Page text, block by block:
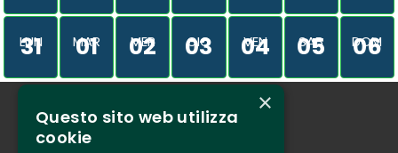
LUN
31 MAR
01 MER
02 GIO
03 VEN
04 SAB
05 DOM
06
Chi siamo
×
Questo sito web utilizza
cookie